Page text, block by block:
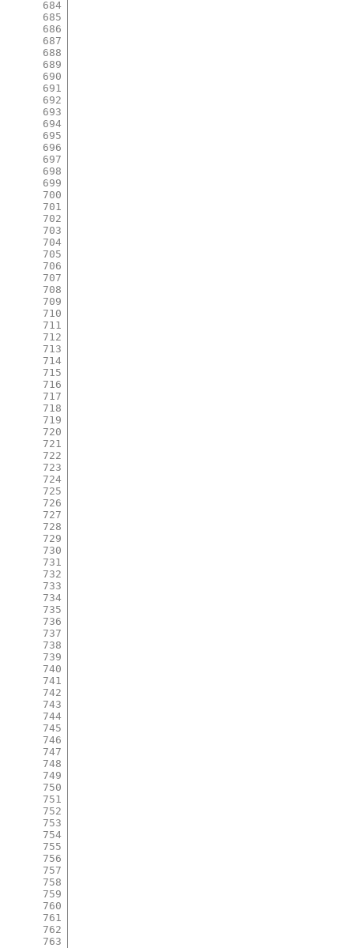
684
685
686
687
688
689
690
691
692
693
694
695
696
697
698
699
700
701
702
703
704
705
706
707
708
709
710
711
712
713
714
715
716
717
718
719
720
721
722
723
724
725
726
727
728
729
730
731
732
733
734
735
736
737
738
739
740
741
742
743
744
745
746
747
748
749
750
751
752
753
754
755
756
757
758
759
760
761
762
763